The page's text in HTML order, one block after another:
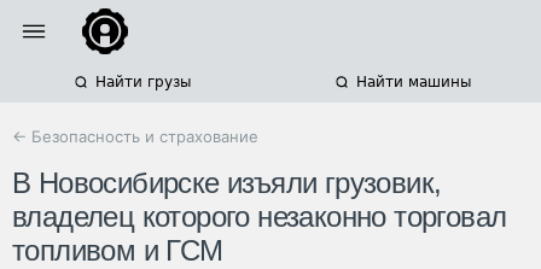
Найти грузы Найти машины
← Безопасность и страхование
В Новосибирске изъяли грузовик,
владелец которого незаконно торговал
топливом и ГСМ